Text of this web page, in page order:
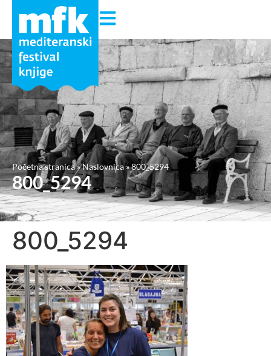
Početna stranica»Naslovnica»800_5294
800_5294
800_5294